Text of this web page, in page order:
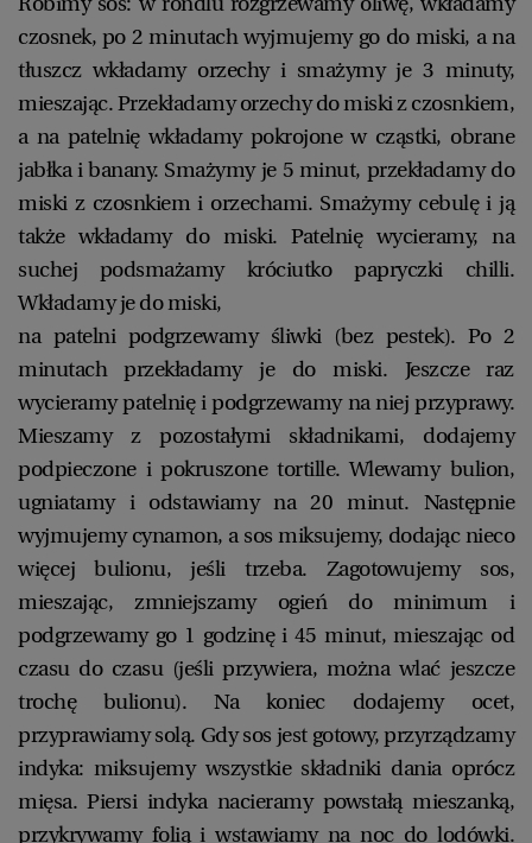
czosnek, po 2 minutach wyjmujemy go do miski, a na
tłuszcz wkładamy orzechy i smażymy je 3 minuty,
mieszając. Przekładamy orzechy do miski z czosnkiem,
a na patelnię wkładamy pokrojone w cząstki, obrane
jabłka i banany. Smażymy je 5 minut, przekładamy do
miski z czosnkiem i orzechami. Smażymy cebulę i ją
także wkładamy do miski. Patelnię wycieramy, na
suchej podsmażamy króciutko papryczki chilli.
Wkładamy je do miski,
na patelni podgrzewamy śliwki (bez pestek). Po 2
minutach przekładamy je do miski. Jeszcze raz
wycieramy patelnię i podgrzewamy na niej przyprawy.
Mieszamy z pozostałymi składnikami, dodajemy
podpieczone i pokruszone tortille. Wlewamy bulion,
ugniatamy i odstawiamy na 20 minut. Następnie
wyjmujemy cynamon, a sos miksujemy, dodając nieco
więcej bulionu, jeśli trzeba. Zagotowujemy sos,
mieszając, zmniejszamy ogień do minimum i
podgrzewamy go 1 godzinę i 45 minut, mieszając od
czasu do czasu (jeśli przywiera, można wlać jeszcze
trochę bulionu). Na koniec dodajemy ocet,
przyprawiamy solą. Gdy sos jest gotowy, przyrządzamy
indyka: miksujemy wszystkie składniki dania oprócz
mięsa. Piersi indyka nacieramy powstałą mieszanką,
przykrywamy folią i wstawiamy na noc do lodówki.